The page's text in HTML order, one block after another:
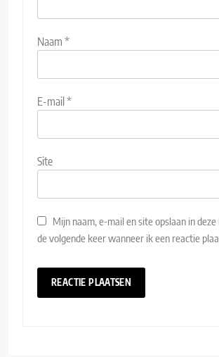
Naam *
E-mail *
Site
Mijn naam, e-mail en site opslaan in
de volgende keer wanneer ik een reactie